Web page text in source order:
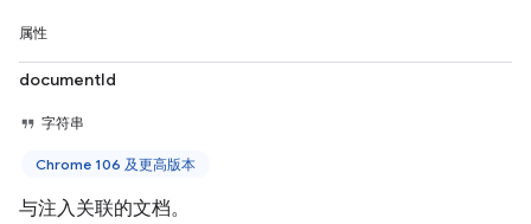
属性
documentId
字符串
Chrome 106 及更高版本
与注入关联的文档。